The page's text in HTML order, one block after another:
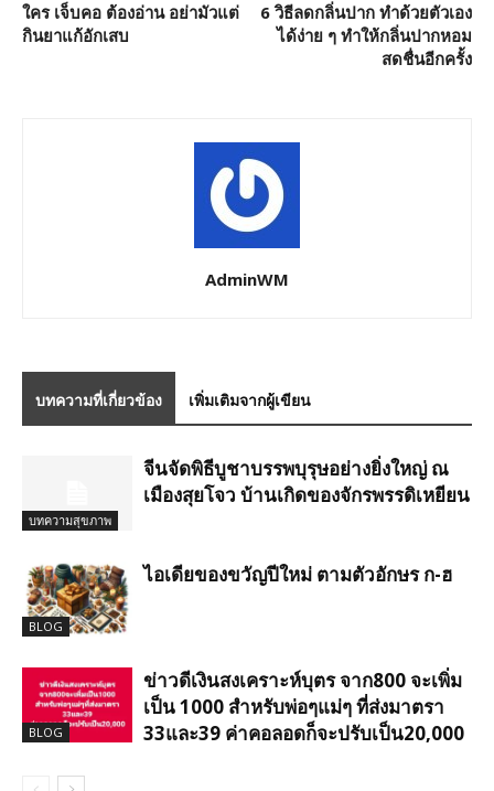
ใคร เจ็บคอ ต้องอ่าน อย่ามัวแต่
กินยาแก้อักเสบ
6 วิธีลดกลิ่นปาก ทำด้วยตัวเอง
ได้ง่าย ๆ ทำให้กลิ่นปากหอม
สดชื่นอีกครั้ง
AdminWM
บทความที่เกี่ยวข้อง เพิ่มเติมจากผู้เขียน
บทความสุขภาพ
จีนจัดพิธีบูชาบรรพบุรุษอย่างยิ่งใหญ่ ณ
เมืองสุยโจว บ้านเกิดของจักรพรรดิเหยียน
BLOG
ไอเดียของขวัญปีใหม่ ตามตัวอักษร ก-ฮ
BLOG
ข่าวดีเงินสงเคราะห์บุตร จาก800 จะเพิ่ม
เป็น 1000 สำหรับพ่อๆแม่ๆ ที่ส่งมาตรา
33และ39 ค่าคอลอดก็จะปรับเป็น20,000